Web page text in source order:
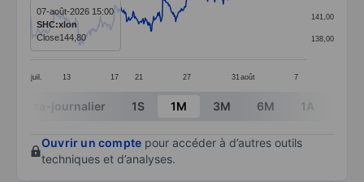
The chart has 1 X axis displaying categories.
The chart has 1 Y axis displaying values. Data ranges
juil. 13 17 21 27 31 août 7
138,00
141,00
07-août-2026 15:00
SHC:xlon
Close144,80
End of interactive chart.
Intra-journalier 1S 1M 3M 6M 1A
Ouvrir un compte pour accéder à d’autres outils
techniques et d’analyses.